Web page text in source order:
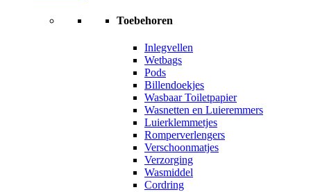
Toebehoren
Inlegvellen
Wetbags
Pods
Billendoekjes
Wasbaar Toiletpapier
Wasnetten en Luieremmers
Luierklemmetjes
Romperverlengers
Verschoonmatjes
Verzorging
Wasmiddel
Cordring